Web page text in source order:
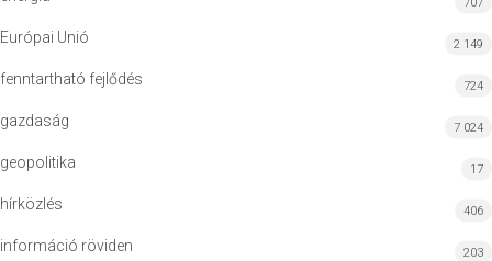
Európai Unió 2 149
fenntartható fejlődés 724
gazdaság 7 024
geopolitika 17
hírközlés 406
információ röviden 203